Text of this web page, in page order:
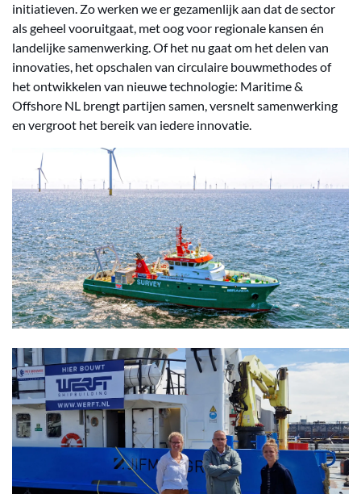
initiatieven. Zo werken we er gezamenlijk aan dat de sector
als geheel vooruitgaat, met oog voor regionale kansen én
landelijke samenwerking. Of het nu gaat om het delen van
innovaties, het opschalen van circulaire bouwmethodes of
het ontwikkelen van nieuwe technologie: Maritime &
Offshore NL brengt partijen samen, versnelt samenwerking
en vergroot het bereik van iedere innovatie.